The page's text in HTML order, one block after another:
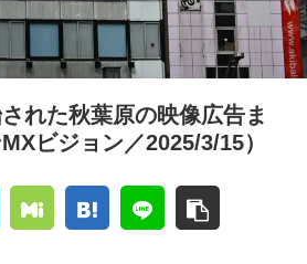
れた秋葉原の映像広告ま
ビジョン／2025/3/15）